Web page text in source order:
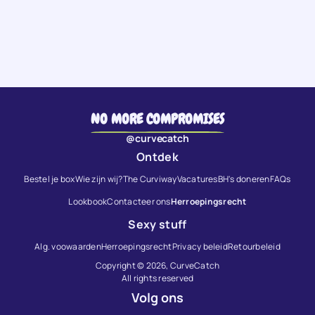
NO MORE COMPROMISES
@curvecatch
Ontdek
Bestel je boxWie zijn wij?The CurviwayVacaturesBH's donerenFAQs
LookbookContacteer onsHerroepingsrecht
Sexy stuff
Alg. voowaardenHerroepingsrechtPrivacy beleidRetourbeleid
Copyright © 2026, CurveCatch
All rights reserved
Volg ons